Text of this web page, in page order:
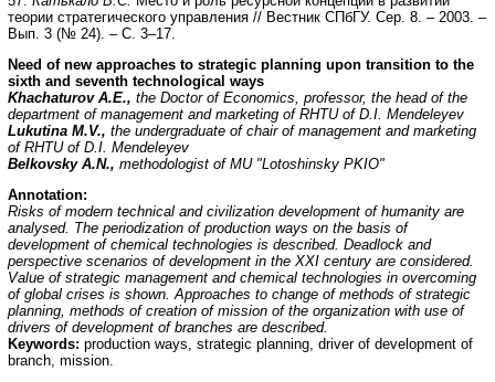
теории стратегического управления // Вестник СПбГУ. Сер. 8. – 2003. –
Вып. 3 (№ 24). – С. 3–17.
Need of new approaches to strategic planning upon transition to the
sixth and seventh technological ways
Khachaturov A.E., the Doctor of Economics, professor, the head of the
department of management and marketing of RHTU of D.I. Mendeleyev
Lukutina M.V., the undergraduate of chair of management and marketing
of RHTU of D.I. Mendeleyev
Belkovsky A.N., methodologist of MU "Lotoshinsky PKIO"
Annotation:
Risks of modern technical and civilization development of humanity are
analysed. The periodization of production ways on the basis of
development of chemical technologies is described. Deadlock and
perspective scenarios of development in the XXI century are considered.
Value of strategic management and chemical technologies in overcoming
of global crises is shown. Approaches to change of methods of strategic
planning, methods of creation of mission of the organization with use of
drivers of development of branches are described.
Keywords: production ways, strategic planning, driver of development of
branch, mission.